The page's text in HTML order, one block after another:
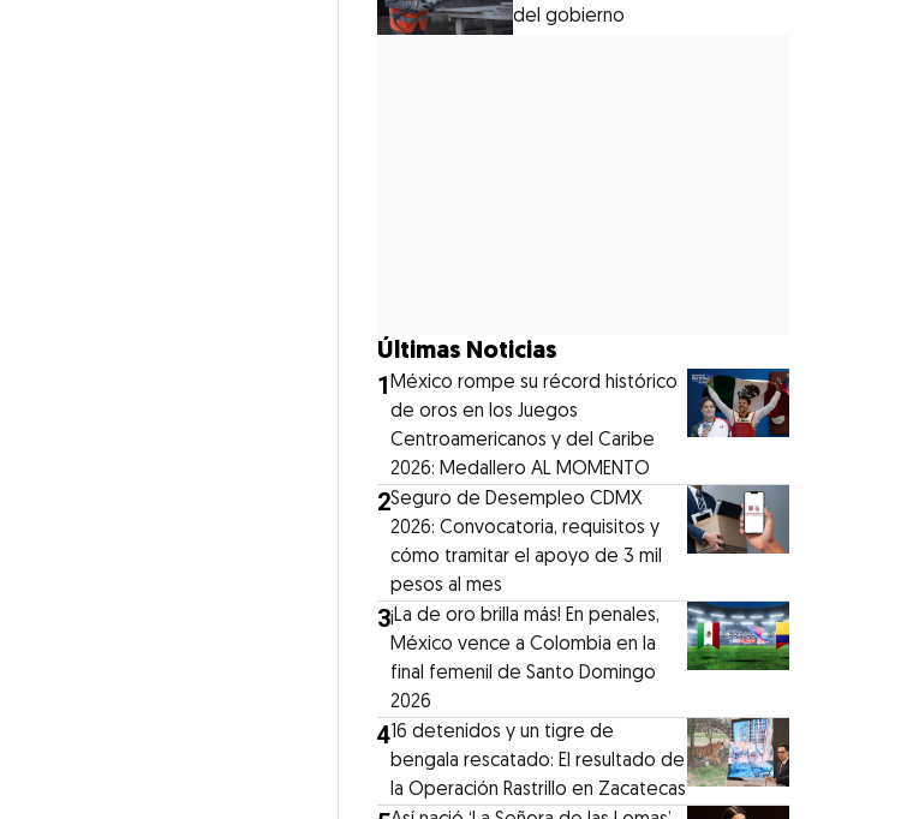
del gobierno
Últimas Noticias
1México rompe su récord histórico
de oros en los Juegos
Centroamericanos y del Caribe
2026: Medallero AL MOMENTO
2Seguro de Desempleo CDMX
2026: Convocatoria, requisitos y
cómo tramitar el apoyo de 3 mil
pesos al mes
3¡La de oro brilla más! En penales,
México vence a Colombia en la
final femenil de Santo Domingo
2026
416 detenidos y un tigre de
bengala rescatado: El resultado de
la Operación Rastrillo en Zacatecas